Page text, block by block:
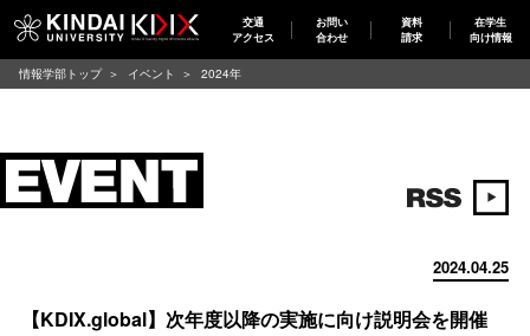
交通
アクセス
お問い
合わせ
資料
請求
在学生
向け情報
2024.04.25
【KDIX.global】次年度以降の実施に向け説明会を開催
情報学部トップ イベント 2024年